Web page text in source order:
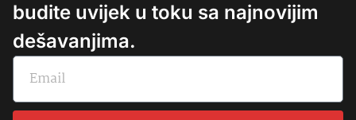
budite uvijek u toku sa najnovijim
dešavanjima.